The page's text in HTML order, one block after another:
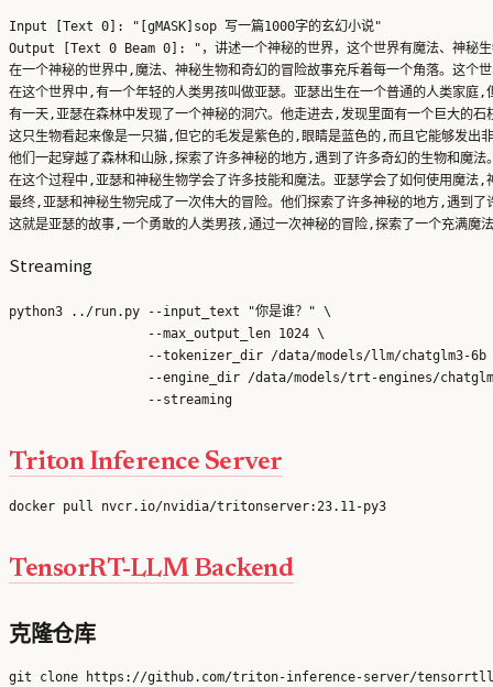
Input [Text 0]: "[gMASK]sop 写一篇1000字的玄幻小说"
Output [Text 0 Beam 0]: "，讲述一个神秘的世界，这个世界有魔法、神秘生
在一个神秘的世界中,魔法、神秘生物和奇幻的冒险故事充斥着每一个角落。这
在这个世界中,有一个年轻的人类男孩叫做亚瑟。亚瑟出生在一个普通的人类家
有一天,亚瑟在森林中发现了一个神秘的洞穴。他走进去,发现里面有一个巨大的
这只生物看起来像是一只猫,但它的毛发是紫色的,眼睛是蓝色的,而且它能够发出
他们一起穿越了森林和山脉,探索了许多神秘的地方,遇到了许多奇幻的生物和魔
在这个过程中,亚瑟和神秘生物学会了许多技能和魔法。亚瑟学会了如何使用魔
最终,亚瑟和神秘生物完成了一次伟大的冒险。他们探索了许多神秘的地方,遇到
Streaming
python3 ../run.py --input_text "你是谁？" \
                  --max_output_len 1024 \
--tokenizer_dir /data/models/llm/chatglm3-6b
--engine_dir /data/models/trt-engines/
Triton Inference Server
TensorRT-LLM Backend
克隆仓库
git clone https://github.com/triton-inference-server/